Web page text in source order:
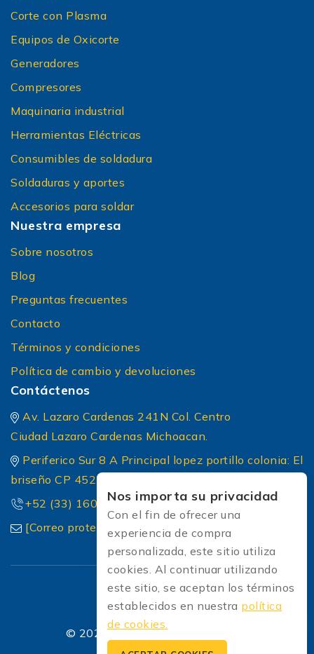
Corte con Plasma
Equipos de Oxicorte
Generadores
Compresores
Maquinaria industrial
Herramientas Eléctricas
Consumibles de soldadura
Soldaduras y aportes
Accesorios para soldar
Nuestra empresa
Sobre nosotros
Blog
Preguntas frecuentes
Contacto
Términos y condiciones
Política de cambio y devoluciones
Contáctenos
Av. Lazaro Cardenas 241N Col. Centro
Ciudad Lazaro Cardenas Michoacan.
Periferico Sur 8 A Principal lopez portillo colonia: El
briseño CP 45236 Zapopan Jalisco
+52 (33) 1604 5032
[Correo protected]
© 2026 Soldadoras Soldaexpress
Nos importa su privacidad
Con el fin de ofrecer una
experiencia de compra
personalizada, este sitio utiliza
cookies. Al continuar utilizando
este sitio, se aceptan los términos
establecidos en nuestra política
de cookies.